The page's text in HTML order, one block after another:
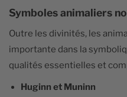
Symboles animaliers
Outre les divinités, les
importante dans la
qualités essentielles et
Huginn et Muninn